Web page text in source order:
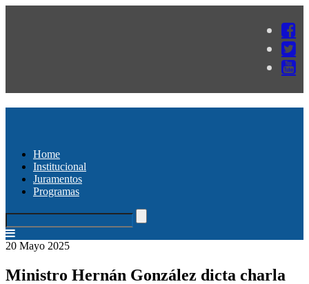
Home
Institucional
Juramentos
Programas
20 Mayo 2025
Ministro Hernán González dicta charla